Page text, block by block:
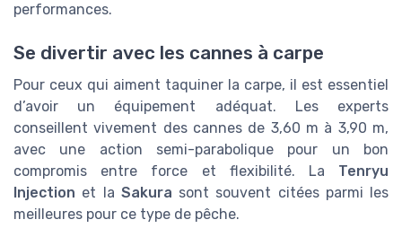
performances.
Se divertir avec les cannes à carpe
Pour ceux qui aiment taquiner la carpe, il est essentiel
d’avoir un équipement adéquat. Les experts
conseillent vivement des cannes de 3,60 m à 3,90 m,
avec une action semi-parabolique pour un bon
compromis entre force et flexibilité. La Tenryu
Injection et la Sakura sont souvent citées parmi les
meilleures pour ce type de pêche.